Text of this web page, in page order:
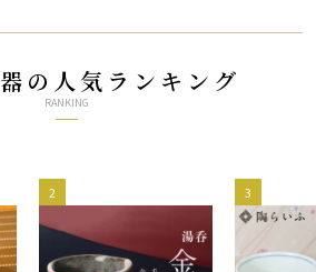
の人気ランキング
RANKING
2 3